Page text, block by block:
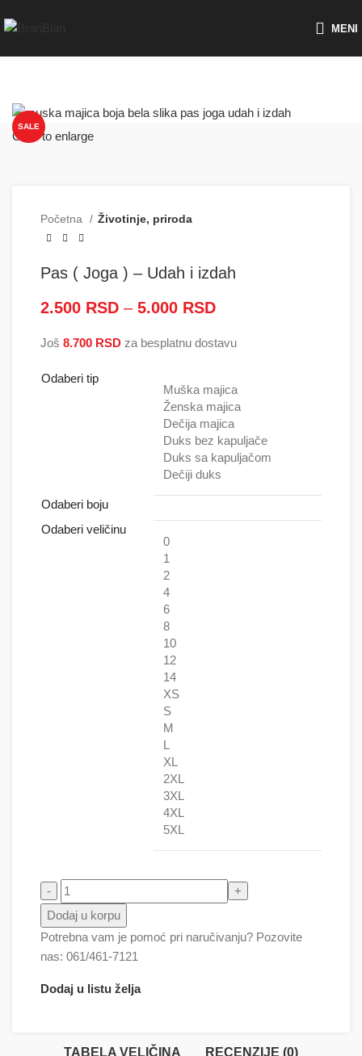
MENI
SALE
Click to enlarge
Početna Životinje, priroda
Pas ( Joga ) – Udah i izdah
2.500 RSD – 5.000 RSD
5.000 RSD
Još 8.700 RSD za besplatnu dostavu
Odaberi tip
Muška majica
Ženska majica
Dečija majica
Duks bez kapuljače
Duks sa kapuljačom
Dečiji duks
Odaberi boju
Odaberi veličinu
0
1
2
4
6
8
10
12
14
XS
S
M
L
XL
2XL
3XL
4XL
5XL
Pas ( Joga ) - Udah i izdah količina
Dodaj u korpu
Potrebna vam je pomoć pri naručivanju? Pozovite
nas: 061/461-7121
Dodaj u listu želja
TABELA VELIČINA RECENZIJE (0)
Besplatna dostava za porudžbine preko